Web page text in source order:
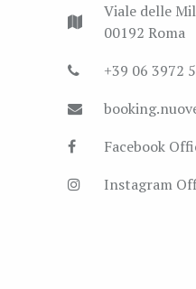
Viale delle
00192 Roma
+39 06 3972
Facebook
Instagram